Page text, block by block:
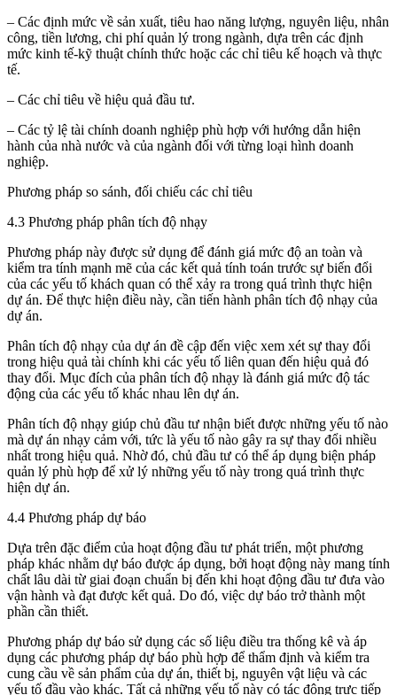
– Các định mức về sản xuất, tiêu hao năng lượng, nguyên liệu, nhân
công, tiền lương, chi phí quản lý trong ngành, dựa trên các định
mức kinh tế-kỹ thuật chính thức hoặc các chỉ tiêu kế hoạch và thực
tế.
– Các chỉ tiêu về hiệu quả đầu tư.
– Các tỷ lệ tài chính doanh nghiệp phù hợp với hướng dẫn hiện
hành của nhà nước và của ngành đối với từng loại hình doanh
nghiệp.
Phương pháp so sánh, đối chiếu các chỉ tiêu
4.3 Phương pháp phân tích độ nhạy
Phương pháp này được sử dụng để đánh giá mức độ an toàn và
kiểm tra tính mạnh mẽ của các kết quả tính toán trước sự biến đổi
của các yếu tố khách quan có thể xảy ra trong quá trình thực hiện
dự án. Để thực hiện điều này, cần tiến hành phân tích độ nhạy của
dự án.
Phân tích độ nhạy của dự án đề cập đến việc xem xét sự thay đổi
trong hiệu quả tài chính khi các yếu tố liên quan đến hiệu quả đó
thay đổi. Mục đích của phân tích độ nhạy là đánh giá mức độ tác
động của các yếu tố khác nhau lên dự án.
Phân tích độ nhạy giúp chủ đầu tư nhận biết được những yếu tố nào
mà dự án nhạy cảm với, tức là yếu tố nào gây ra sự thay đổi nhiều
nhất trong hiệu quả. Nhờ đó, chủ đầu tư có thể áp dụng biện pháp
quản lý phù hợp để xử lý những yếu tố này trong quá trình thực
hiện dự án.
4.4 Phương pháp dự báo
Dựa trên đặc điểm của hoạt động đầu tư phát triển, một phương
pháp khác nhằm dự báo được áp dụng, bởi hoạt động này mang tính
chất lâu dài từ giai đoạn chuẩn bị đến khi hoạt động đầu tư đưa vào
vận hành và đạt được kết quả. Do đó, việc dự báo trở thành một
phần cần thiết.
Phương pháp dự báo sử dụng các số liệu điều tra thống kê và áp
dụng các phương pháp dự báo phù hợp để thẩm định và kiểm tra
cung cầu về sản phẩm của dự án, thiết bị, nguyên vật liệu và các
yếu tố đầu vào khác. Tất cả những yếu tố này có tác động trực tiếp